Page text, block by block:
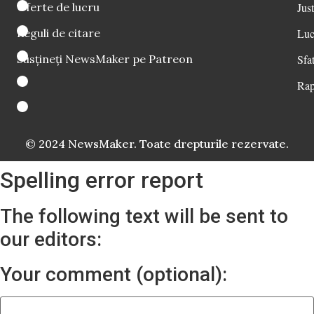
Oferte de lucru
Reguli de citare
Susțineți NewsMaker pe Patreon
© 2024 NewsMaker. Toate drepturile rezervate.
Spelling error report
The following text will be sent to
our editors:
Your comment (optional):